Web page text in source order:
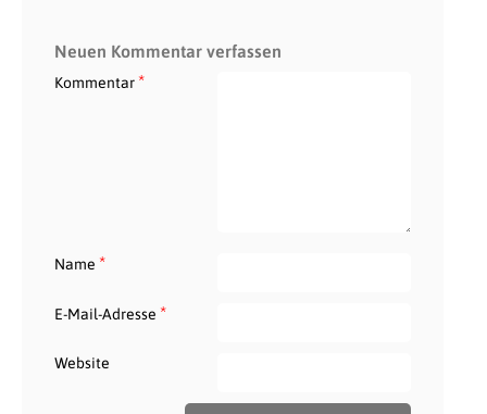
Neuen Kommentar verfassen
Kommentar*
Name *
E-Mail-Adresse *
Website